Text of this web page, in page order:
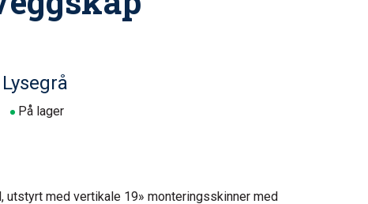
På lager
utstyrt med vertikale 19» monteringsskinner med